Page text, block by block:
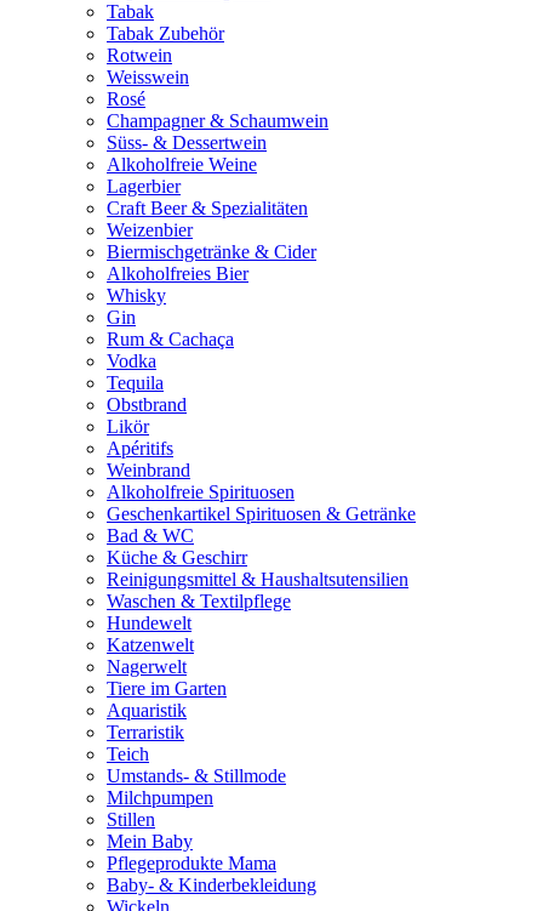
Tabak
Tabak Zubehör
Rotwein
Weisswein
Rosé
Champagner & Schaumwein
Süss- & Dessertwein
Alkoholfreie Weine
Lagerbier
Craft Beer & Spezialitäten
Weizenbier
Biermischgetränke & Cider
Alkoholfreies Bier
Whisky
Gin
Rum & Cachaça
Vodka
Tequila
Obstbrand
Likör
Apéritifs
Weinbrand
Alkoholfreie Spirituosen
Geschenkartikel Spirituosen & Getränke
Bad & WC
Küche & Geschirr
Reinigungsmittel & Haushaltsutensilien
Waschen & Textilpflege
Hundewelt
Katzenwelt
Nagerwelt
Tiere im Garten
Aquaristik
Terraristik
Teich
Umstands- & Stillmode
Milchpumpen
Stillen
Mein Baby
Pflegeprodukte Mama
Baby- & Kinderbekleidung
Wickeln